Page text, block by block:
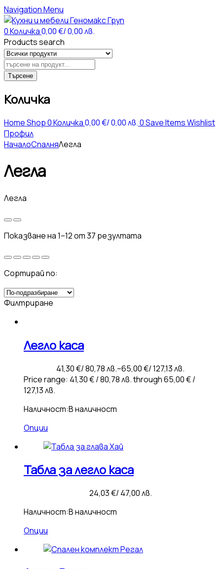
NavigationMenu
0Количка0,00€/ 0,00 лв.
Products search
Търсене
Количка
HomeShop0Количка0,00€/ 0,00 лв.0Save ItemsWishlist
Профил
НачалоСпалняЛегла
Легла
Легла
Показване на 1–12 от 37 резултата
Сортирай по:
Филтриране
Легло каса
41,30€/ 80,78 лв.–65,00€/ 127,13 лв.
Price range: 41,30 € / 80,78 лв. through 65,00 € /
127,13 лв.
Наличност:В наличност
Опции
Табла за легло каса
24,03€/ 47,00 лв.
Наличност:В наличност
Опции